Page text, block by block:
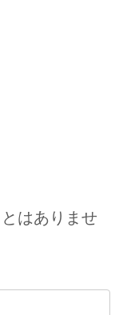
はありませ